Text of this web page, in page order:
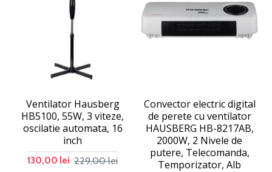
Ventilator Hausberg
HB5100, 55W, 3 viteze,
oscilatie automata, 16
inch
130,00 lei 229,00 lei
Convector electric digital
de perete cu ventilator
HAUSBERG HB-8217AB,
2000W, 2 Nivele de
putere, Telecomanda,
Temporizator, Alb